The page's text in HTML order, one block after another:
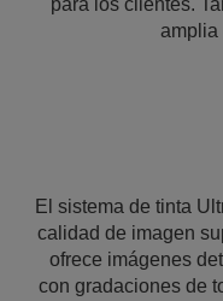
para los clientes.
amplia
El sistema de tinta
calidad de imagen
ofrece imágenes
con gradaciones de